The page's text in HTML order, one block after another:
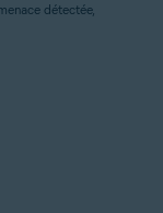
détectée,